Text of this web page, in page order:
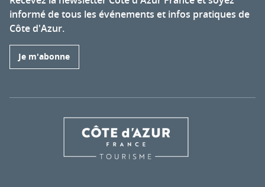
informé de tous les événements et infos pratiques de
Côte d'Azur.
Je m'abonne